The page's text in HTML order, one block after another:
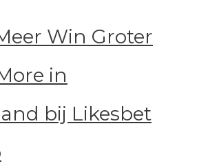
Win Groter
in
bij Likesbet